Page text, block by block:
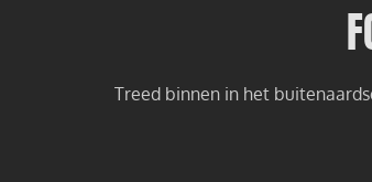
Treed binnen in het